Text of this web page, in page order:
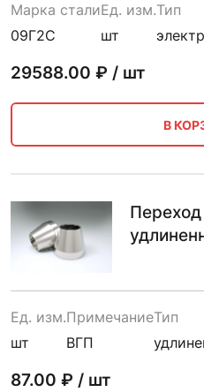
Марка стали
09Г2С
Ед. изм.
шт
Тип
29588.00 ₽ / шт
В
Переход
Ед. изм.
шт
Примечание
ВГП
Тип
87.00 ₽ / шт